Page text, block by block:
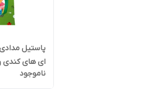
ای های کندی وزن 225 |
ناموجود